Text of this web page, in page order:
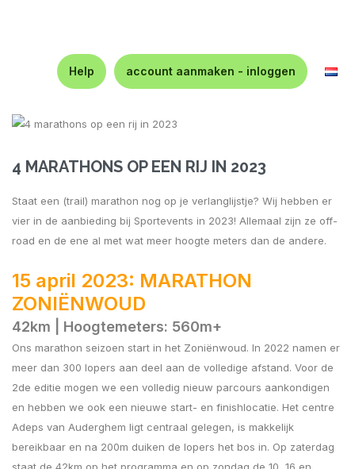
Help account aanmaken - inloggen
4 MARATHONS OP EEN RIJ IN 2023
Staat een (trail) marathon nog op je verlanglijstje? Wij hebben er
vier in de aanbieding bij Sportevents in 2023! Allemaal zijn ze off-
road en de ene al met wat meer hoogte meters dan de andere.
15 april 2023: MARATHON
ZONIËNWOUD
42km | Hoogtemeters: 560m+
Ons marathon seizoen start in het Zoniënwoud. In 2022 namen er
meer dan 300 lopers aan deel aan de volledige afstand. Voor de
2de editie mogen we een volledig nieuw parcours aankondigen
en hebben we ook een nieuwe start- en finishlocatie. Het centre
Adeps van Auderghem ligt centraal gelegen, is makkelijk
bereikbaar en na 200m duiken de lopers het bos in. Op zaterdag